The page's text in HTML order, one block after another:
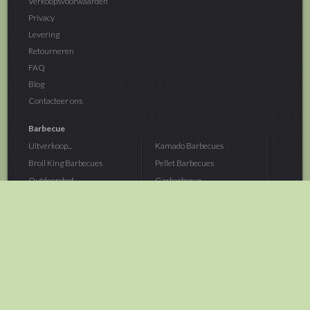
Privacy
Levering
Retourneren
FAQ
Blog
Contacteer ons
Barbecue
Uitverkoop...
Broil King Barbecues
Outdoorchef...
Kamado Barbecues
Pellet Barbecues
Gasbarbecue